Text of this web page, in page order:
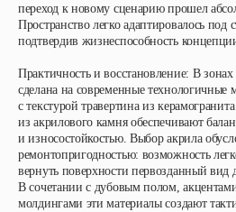
переход к новому сценарию прошел
Пространство легко адаптировалось под
подтвердив жизнеспособность
Практичность и восстановление: В зонах
сделана на современные технологичные
с текстурой травертина из
из акрилового камня обеспечивают
и износостойкостью. Выбор акрила
ремонтопригодностью: возможность
вернуть поверхности первозданный вид
В сочетании с дубовым полом,
молдингами эти материалы создают